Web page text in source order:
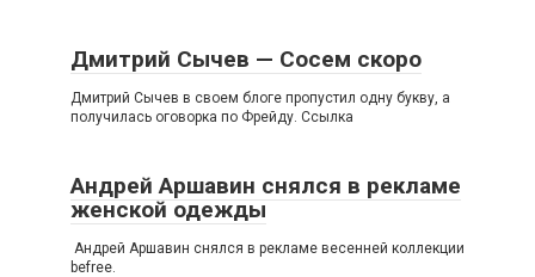
Дмитрий Сычев — Сосем скоро
Дмитрий Сычев в своем блоге пропустил одну букву, а
получилась оговорка по Фрейду. Ссылка
Андрей Аршавин снялся в рекламе
женской одежды
Андрей Аршавин снялся в рекламе весенней коллекции
befree.